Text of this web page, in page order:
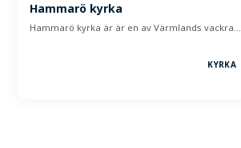
Hammarö kyrka
Hammarö kyrka är är en av Värmlands vackra…
KYRKA